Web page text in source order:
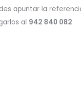
apuntar la
al 942 840 082